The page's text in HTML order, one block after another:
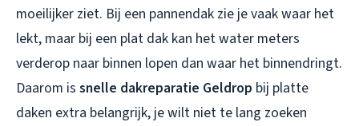
moeilijker ziet. Bij een pannendak zie je vaak waar het
lekt, maar bij een plat dak kan het water meters
verderop naar binnen lopen dan waar het binnendringt.
Daarom is snelle dakreparatie Geldrop bij platte
daken extra belangrijk, je wilt niet te lang zoeken